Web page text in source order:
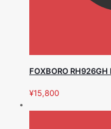
FOXBORO
¥15,800